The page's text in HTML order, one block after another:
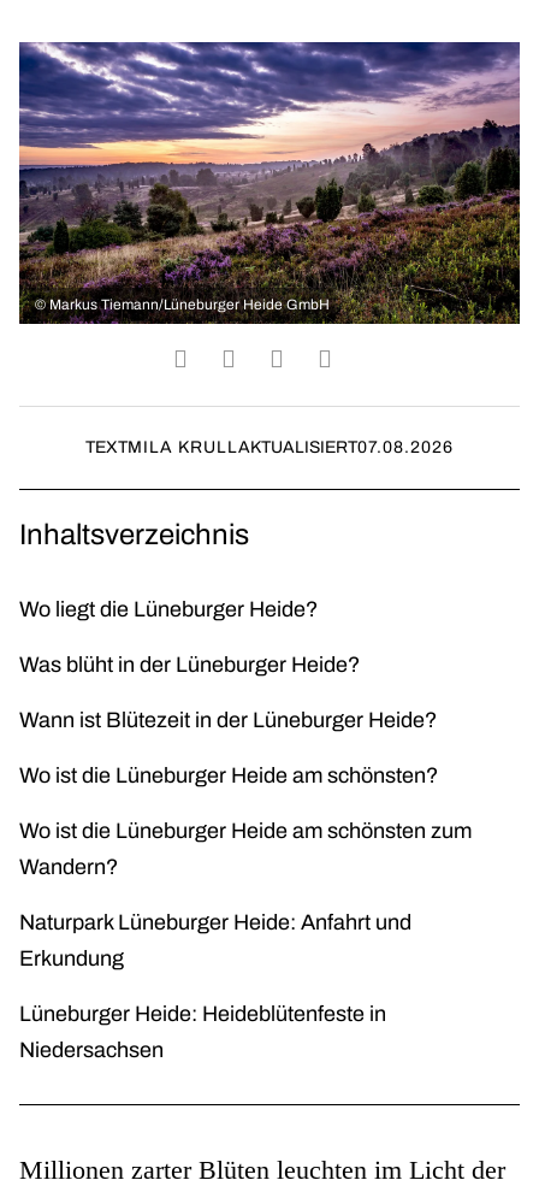
© Markus Tiemann/Lüneburger Heide GmbH
TEXTMILA KRULLAKTUALISIERT07.08.2026
Inhaltsverzeichnis
Wo liegt die Lüneburger Heide?
Was blüht in der Lüneburger Heide?
Wann ist Blütezeit in der Lüneburger Heide?
Wo ist die Lüneburger Heide am schönsten?
Wo ist die Lüneburger Heide am schönsten zum
Wandern?
Naturpark Lüneburger Heide: Anfahrt und
Erkundung
Lüneburger Heide: Heideblütenfeste in
Niedersachsen
Millionen zarter Blüten leuchten im Licht der